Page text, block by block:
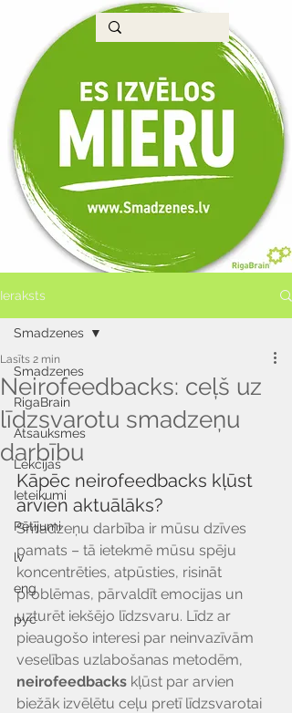
Ieraksts
Smadzenes
RigaBrain
Atsauksmes
Lekcijas
Ieteikumi
Pētījumi
lv
eng
рус
Smadzenes
Neirofeedbacks: ceļš uz
līdzsvarotu smadzeņu
darbību
Lasīts 2 min
Kāpēc neirofeedbacks kļūst
arvien aktuālāks?
Smadzeņu darbība ir mūsu dzīves
pamats – tā ietekmē mūsu spēju
koncentrēties, atpūsties, risināt
problēmas, pārvaldīt emocijas un
uzturēt iekšējo līdzsvaru. Līdz ar
pieaugošo interesi par neinvazīvām
veselības uzlabošanas metodēm,
neirofeedbacks kļūst par arvien
biežāk izvēlētu ceļu pretī līdzsvarotai